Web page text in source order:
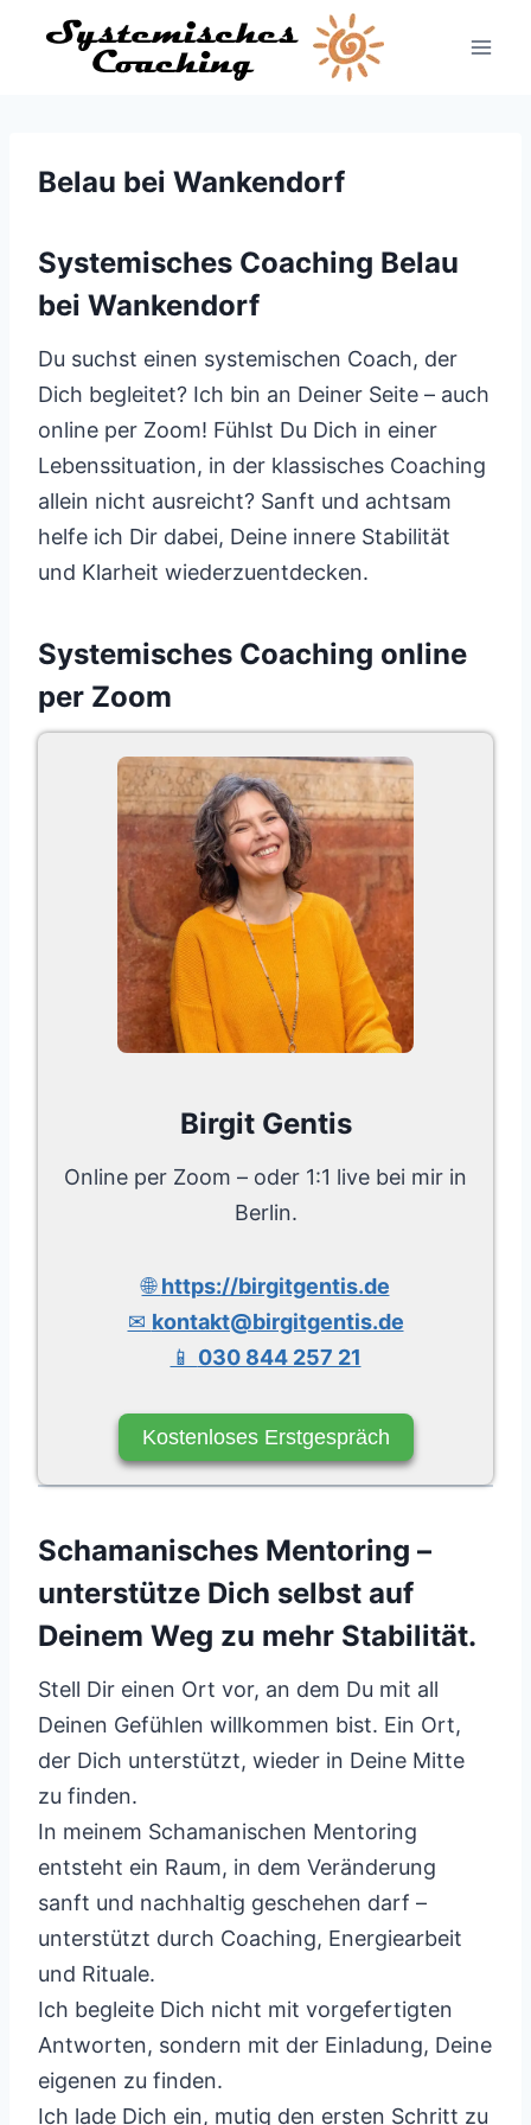
Inhalt
Belau bei Wankendorf
Systemisches Coaching Belau
bei Wankendorf
Du suchst einen systemischen Coach, der
Dich begleitet? Ich bin an Deiner Seite – auch
online per Zoom! Fühlst Du Dich in einer
Lebenssituation, in der klassisches Coaching
allein nicht ausreicht? Sanft und achtsam
helfe ich Dir dabei, Deine innere Stabilität
und Klarheit wiederzuentdecken.
Systemisches Coaching online
per Zoom
Birgit Gentis
Online per Zoom – oder 1:1 live bei mir in
Berlin.
🌐https://birgitgentis.de
✉ kontakt@birgitgentis.de
📱 030 844 257 21
Kostenloses Erstgespräch
Schamanisches Mentoring –
unterstütze Dich selbst auf
Deinem Weg zu mehr Stabilität.
Stell Dir einen Ort vor, an dem Du mit all
Deinen Gefühlen willkommen bist. Ein Ort,
der Dich unterstützt, wieder in Deine Mitte
zu finden.
In meinem Schamanischen Mentoring
entsteht ein Raum, in dem Veränderung
sanft und nachhaltig geschehen darf –
unterstützt durch Coaching, Energiearbeit
und Rituale.
Ich begleite Dich nicht mit vorgefertigten
Antworten, sondern mit der Einladung, Deine
eigenen zu finden.
Ich lade Dich ein, mutig den ersten Schritt zu